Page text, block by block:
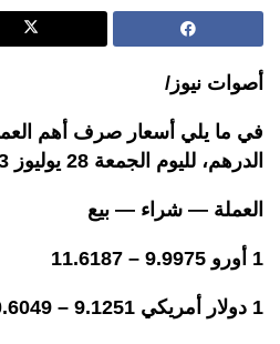
أصوات نيوز/
في ما يلي أسعار صرف أهم
الدرهم، لليوم الجمعة 28 يوليوز 2023، حسب بنك المغرب
العملة — شراء — بيع
1 أورو 9.9975 – 11.6187
1 دولار أمريكي 9.1251 – 10.6049